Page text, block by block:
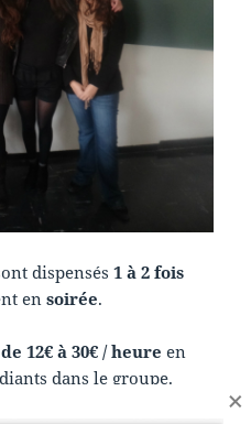
dispensés1 à 2 fois
ensoirée.
12€ à 30€ / heure en
dans le groupe.
×